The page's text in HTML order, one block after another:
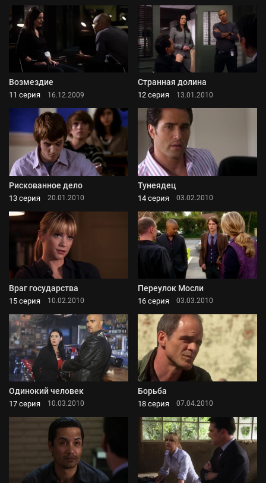
Возмездие
11 серия 16.12.2009
Странная долина
12 серия 13.01.2010
Рискованное дело
13 серия 20.01.2010
Тунеядец
14 серия 03.02.2010
Враг государства
15 серия 10.02.2010
Переулок Мосли
16 серия 03.03.2010
Одинокий человек
17 серия 10.03.2010
Борьба
18 серия 07.04.2010